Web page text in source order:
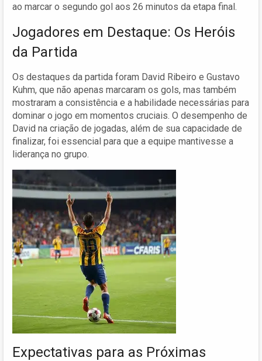
ao marcar o segundo gol aos 26 minutos da etapa final.
Jogadores em Destaque: Os Heróis
da Partida
Os destaques da partida foram David Ribeiro e Gustavo
Kuhm, que não apenas marcaram os gols, mas também
mostraram a consistência e a habilidade necessárias para
dominar o jogo em momentos cruciais. O desempenho de
David na criação de jogadas, além de sua capacidade de
finalizar, foi essencial para que a equipe mantivesse a
liderança no grupo.
Expectativas para as Próximas